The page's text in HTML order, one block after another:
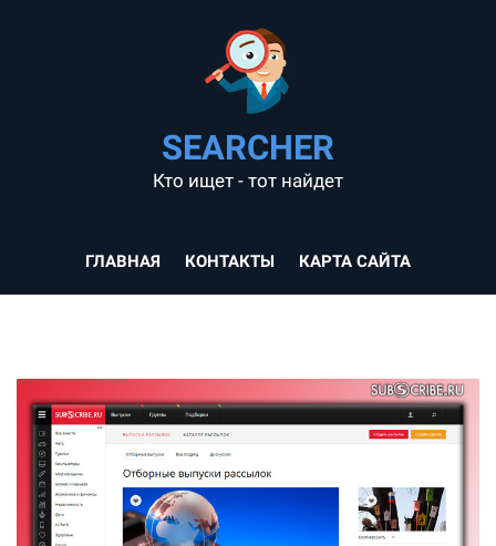
SEARCHER
Кто ищет - тот найдет
ГЛАВНАЯ КОНТАКТЫ КАРТА САЙТА